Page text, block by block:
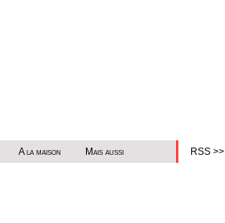
A la maison Mais aussi RSS >>